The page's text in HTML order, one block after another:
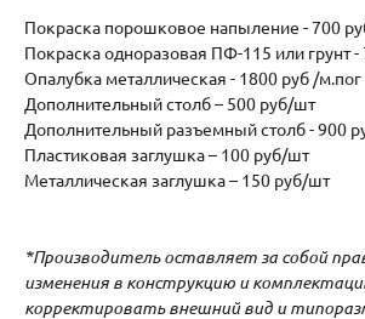
Покраска порошковое напыление - 700
Покраска одноразовая ПФ-115 или грунт -
Опалубка металлическая - 1800 руб /м.пог
Дополнительный столб – 500 руб/шт
Дополнительный разъемный столб - 900
Пластиковая заглушка – 100 руб/шт
Металлическая заглушка – 150 руб/шт
*Производитель оставляет за собой
изменения в конструкцию и
корректировать внешний вид и